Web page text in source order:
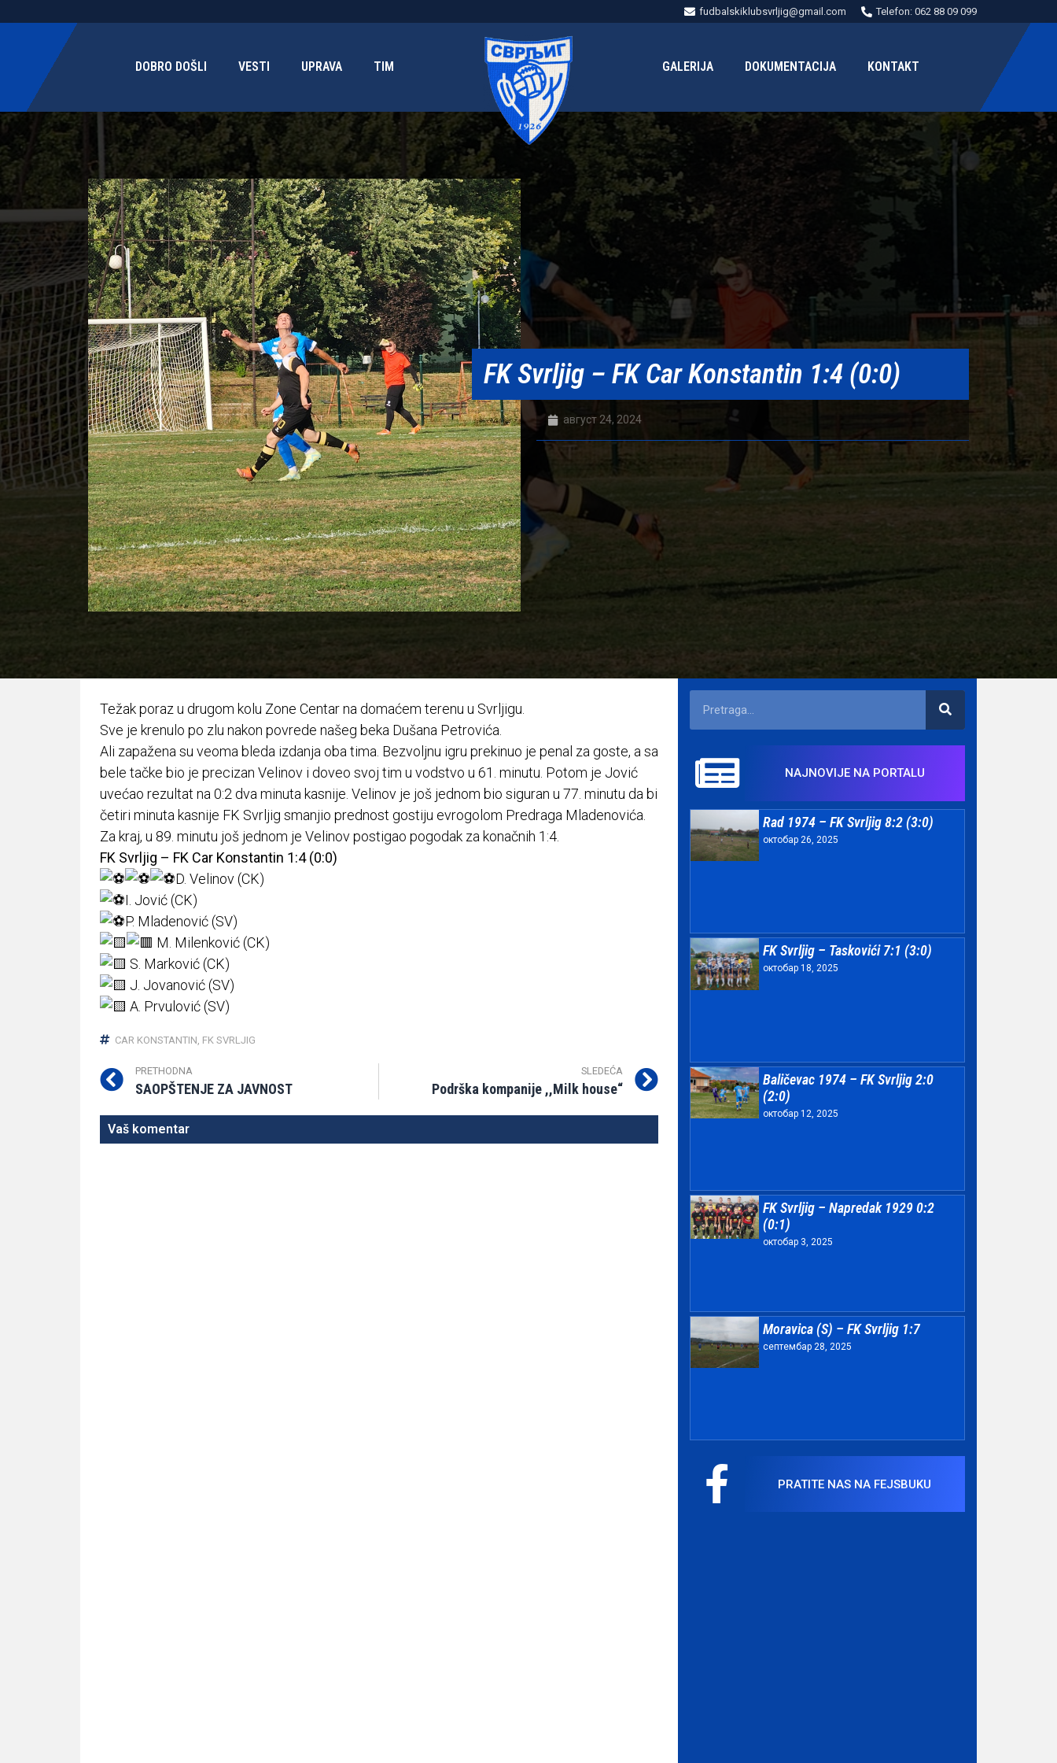
fudbalskiklubsvrljig@gmail.com Telefon: 062 88 09 099
DOBRO DOŠLI VESTI UPRAVA TIM GALERIJA DOKUMENTACIJA KONTAKT
FK Svrljig – FK Car Konstantin 1:4 (0:0)
август 24, 2024
Težak poraz u drugom kolu Zone Centar na domaćem terenu u Svrljigu.
Sve je krenulo po zlu nakon povrede našeg beka Dušana Petrovića.
Ali zapažena su veoma bleda izdanja oba tima. Bezvoljnu igru prekinuo je penal za goste, a sa
bele tačke bio je precizan Velinov i doveo svoj tim u vodstvo u 61. minutu. Potom je Jović
uvećao rezultat na 0:2 dva minuta kasnije. Velinov je još jednom bio siguran u 77. minutu da bi
četiri minuta kasnije FK Svrljig smanjio prednost gostiju evrogolom Predraga Mladenovića.
Za kraj, u 89. minutu još jednom je Velinov postigao pogodak za konačnih 1:4.
FK Svrljig – FK Car Konstantin 1:4 (0:0)
D. Velinov (CK)
I. Jović (CK)
P. Mladenović (SV)
M. Milenković (CK)
S. Marković (CK)
J. Jovanović (SV)
A. Prvulović (SV)
CAR KONSTANTIN FK SVRLJIG
PRETHODNA
SAOPŠTENJE ZA JAVNOST
SLEDEĆA
Podrška kompanije ,,Milk house“
Vaš komentar
NAJNOVIJE NA PORTALU
Rad 1974 – FK Svrljig 8:2 (3:0)
октобар 26, 2025
FK Svrljig – Taskovići 7:1 (3:0)
октобар 18, 2025
Baličevac 1974 – FK Svrljig 2:0
(2:0)
октобар 12, 2025
FK Svrljig – Napredak 1929 0:2
(0:1)
октобар 3, 2025
Moravica (S) – FK Svrljig 1:7
септембар 28, 2025
PRATITE NAS NA FEJSBUKU